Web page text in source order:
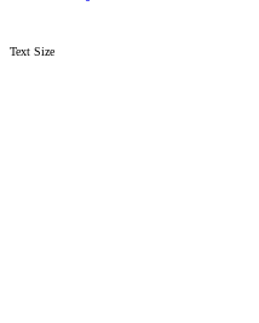
Text Size